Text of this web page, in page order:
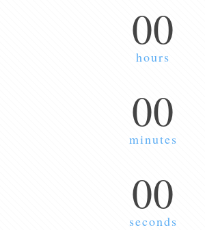
00
hours
00
minutes
00
seconds